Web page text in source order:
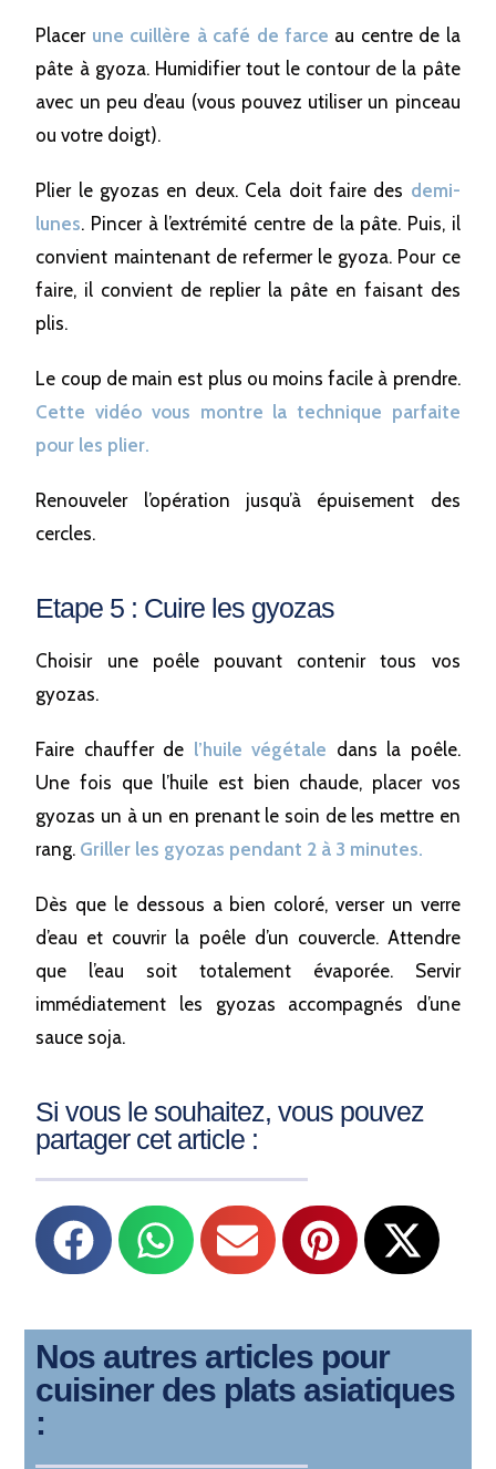
Placer une cuillère à café de farce au centre de la
pâte à gyoza. Humidifier tout le contour de la pâte
avec un peu d’eau (vous pouvez utiliser un pinceau
ou votre doigt).
Plier le gyozas en deux. Cela doit faire des demi-
lunes. Pincer à l’extrémité centre de la pâte. Puis, il
convient maintenant de refermer le gyoza. Pour ce
faire, il convient de replier la pâte en faisant des
plis.
Le coup de main est plus ou moins facile à prendre.
Cette vidéo vous montre la technique parfaite
pour les plier.
Renouveler l’opération jusqu’à épuisement des
cercles.
Etape 5 : Cuire les gyozas
Choisir une poêle pouvant contenir tous vos
gyozas.
Faire chauffer de l’huile végétale dans la poêle.
Une fois que l’huile est bien chaude, placer vos
gyozas un à un en prenant le soin de les mettre en
rang. Griller les gyozas pendant 2 à 3 minutes.
Dès que le dessous a bien coloré, verser un verre
d’eau et couvrir la poêle d’un couvercle. Attendre
que l’eau soit totalement évaporée. Servir
immédiatement les gyozas accompagnés d’une
sauce soja.
Si vous le souhaitez, vous pouvez
partager cet article :
Nos autres articles pour
cuisiner des plats asiatiques
: